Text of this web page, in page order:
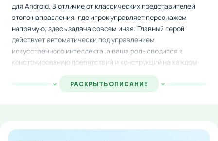
для Android. В отличие от классических представителей
этого направления, где игрок управляет персонажем
напрямую, здесь задача совсем иная. Главный герой
действует автоматически под управлением
искусственного интеллекта, а ваша роль сводится к
конструированию препятствий и конструкций на каждом
Вам предстоит архитектурировать игровые площадки так,
РАСКРЫТЬ ОПИСАНИЕ